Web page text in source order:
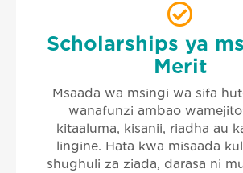
Scholarships ya
Merit
Msaada wa msingi wa sifa
wanafunzi ambao
kitaaluma, kisanii, riadha au
lingine. Hata kwa misaada
shughuli za ziada, darasa ni